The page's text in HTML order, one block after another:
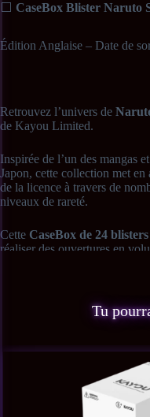
⬜ CaseBox Blister Naruto
Édition Anglaise – Date de
Retrouvez l’univers de
de Kayou Limited.
Inspirée de l’un des mangas
Japon, cette collection met
de la licence à travers de
niveaux de rareté.
Cette CaseBox de 24 blisters
réaliser des ouvertures en
Contenu de la CaseBox
• 24 blisters Naruto Smriti –
• Cartes officielles Naruto